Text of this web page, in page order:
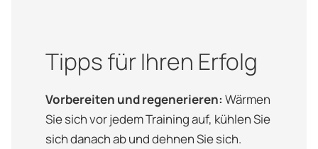
Tipps für Ihren Erfolg
Vorbereiten und regenerieren: Wärmen
Sie sich vor jedem Training auf, kühlen Sie
sich danach ab und dehnen Sie sich.